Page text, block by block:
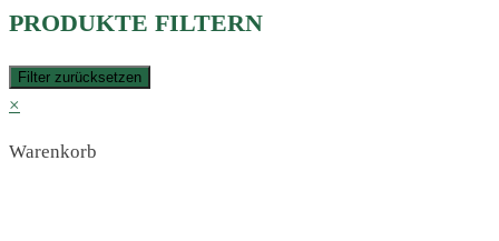
PRODUKTE FILTERN
Filter zurücksetzen
×
Warenkorb